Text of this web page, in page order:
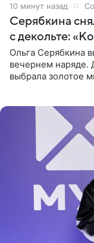
10 минут назад
Серябкина
с декольте:
Ольга Серябкина
вечернем наряде.
выбрала золотое